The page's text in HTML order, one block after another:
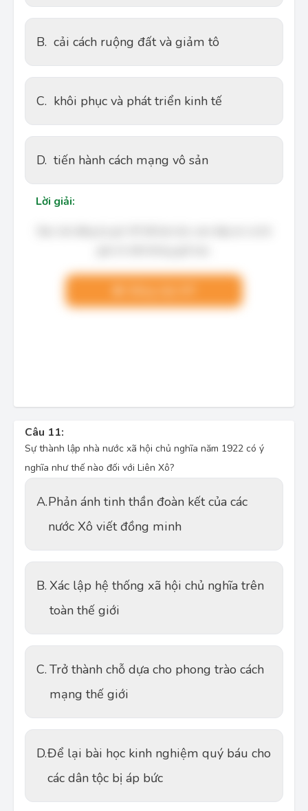
B. cải cách ruộng đất và giảm tô
C. khôi phục và phát triển kinh tế
D. tiến hành cách mạng vô sản
Lời giải:
Câu 11:
Sự thành lập nhà nước xã hội chủ nghĩa năm 1922 có ý
nghĩa như thế nào đối với Liên Xô?
A.Phản ánh tinh thần đoàn kết của các
nước Xô viết đồng minh
B. Xác lập hệ thống xã hội chủ nghĩa trên
toàn thế giới
C. Trở thành chỗ dựa cho phong trào cách
mạng thế giới
D.Để lại bài học kinh nghiệm quý báu cho
các dân tộc bị áp bức